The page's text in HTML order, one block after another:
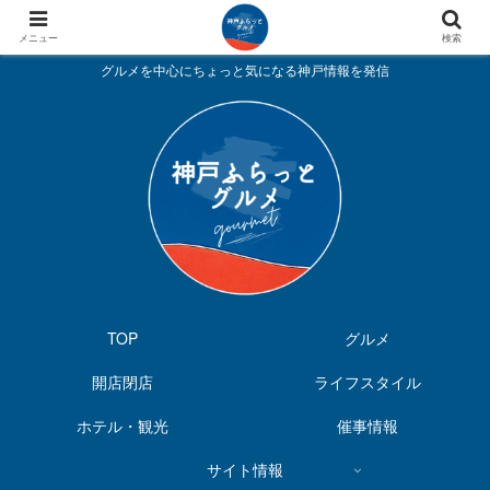
グルメを中心にちょっと気になる神戸情報を発信
TOP
グルメ
開店閉店
ライフスタイル
ホテル・観光
催事情報
サイト情報
メニュー 検索